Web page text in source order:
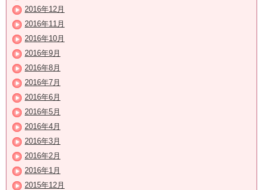
2016年12月
2016年11月
2016年10月
2016年9月
2016年8月
2016年7月
2016年6月
2016年5月
2016年4月
2016年3月
2016年2月
2016年1月
2015年12月